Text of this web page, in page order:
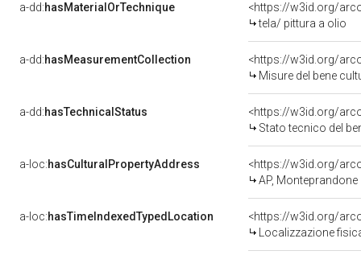
a-dd:hasMaterialOrTechnique
<https://w3id.org/
tela/ pittura a olio
a-dd:hasMeasurementCollection
<https://w3id.org/
Misure del bene
a-dd:hasTechnicalStatus
<https://w3id.org/
Stato tecnico del
a-loc:hasCulturalPropertyAddress
<https://w3id.org/
AP, Monteprandone
a-loc:hasTimeIndexedTypedLocation
<https://w3id.org/
Localizzazione